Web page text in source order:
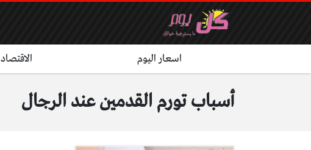
اسعار اليوم الاقتصاد
أسباب تورم القدمين عند الرجال